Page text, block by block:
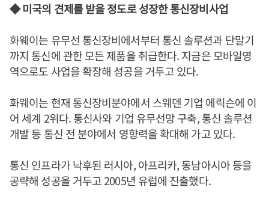
◆ 미국의 견제를 받을 정도로 성장한 통신장비사업
화웨이는 유무선 통신장비에서부터 통신 솔루션과 단말기
까지 통신에 관한 모든 제품을 취급한다. 지금은 모바일영
역으로도 사업을 확장해 성공을 거두고 있다.
화웨이는 현재 통신장비분야에서 스웨덴 기업 에릭슨에 이
어 세계 2위다. 통신사와 기업 유무선망 구축, 통신 솔루션
개발 등 통신 전 분야에서 영향력을 확대해 가고 있다.
통신 인프라가 낙후된 러시아, 아프리카, 동남아시아 등을
공략해 성공을 거두고 2005년 유럽에 진출했다.